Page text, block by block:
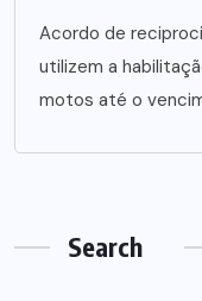
Acordo de
utilizem a
motos até o
Search